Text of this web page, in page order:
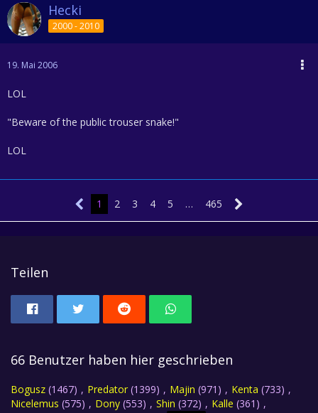
Hecki
2000 - 2010
19. Mai 2006
LOL
"Beware of the public trouser snake!"
LOL
1 2 3 4 5 … 465
Teilen
66 Benutzer haben hier geschrieben
Bogusz (1467) Predator (1399) Majin (971) Kenta (733)
Nicelemus (575) Dony (553) Shin (372) Kalle (361)